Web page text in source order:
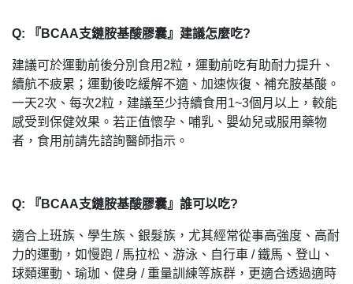
Q: 『BCAA支鏈胺基酸膠囊』建議怎麼吃?
建議可於運動前後分別食用2粒，運動前吃有助耐力提升、
續航不疲累；運動後吃緩解不適、加速恢復、補充胺基酸。
一天2次、每次2粒，建議至少持續食用1~3個月以上，較能
感受到保健效果。若正值懷孕、哺乳、嬰幼兒或服用藥物
者，食用前請先諮詢醫師指示。
Q: 『BCAA支鏈胺基酸膠囊』誰可以吃?
適合上班族、學生族、銀髮族，尤其經常從事高強度、高耐
力的運動，如慢跑 / 馬拉松、游泳、自行車 / 鐵馬、登山、
球類運動、瑜珈、健身 / 重量訓練等族群，更適合透過適時